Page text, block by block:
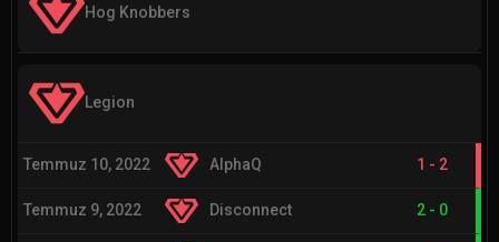
Hog Knobbers
Legion
Temmuz 10, 2022 AlphaQ 1 - 2
Temmuz 9, 2022 Disconnect 2 - 0